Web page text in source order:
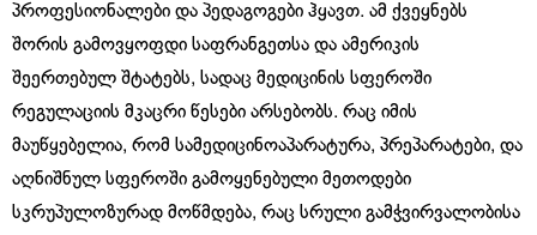
პროფესიონალები და პედაგოგები ჰყავთ. ამ ქვეყნებს
შორის გამოვყოფდი საფრანგეთსა და ამერიკის
შეერთებულ შტატებს, სადაც მედიცინის სფეროში
რეგულაციის მკაცრი წესები არსებობს. რაც იმის
მაუწყებელია, რომ სამედიცინოაპარატურა, პრეპარატები, და
აღნიშნულ სფეროში გამოყენებული მეთოდები
სკრუპულოზურად მოწმდება, რაც სრული გამჭვირვალობისა